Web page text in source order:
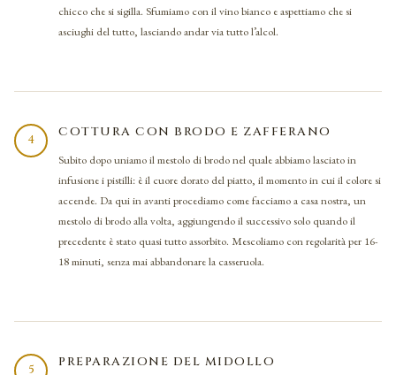
chicco che si sigilla. Sfumiamo con il vino bianco e aspettiamo che si
asciughi del tutto, lasciando andar via tutto l’alcol.
4
COTTURA CON BRODO E ZAFFERANO
Subito dopo uniamo il mestolo di brodo nel quale abbiamo lasciato in
infusione i pistilli: è il cuore dorato del piatto, il momento in cui il colore si
accende. Da qui in avanti procediamo come facciamo a casa nostra, un
mestolo di brodo alla volta, aggiungendo il successivo solo quando il
precedente è stato quasi tutto assorbito. Mescoliamo con regolarità per 16-
18 minuti, senza mai abbandonare la casseruola.
5
PREPARAZIONE DEL MIDOLLO